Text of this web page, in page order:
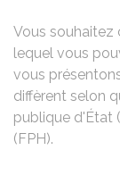
Vous souhaitez
lequel vous
vous
diffèrent selon
publique d'État
(FPH).